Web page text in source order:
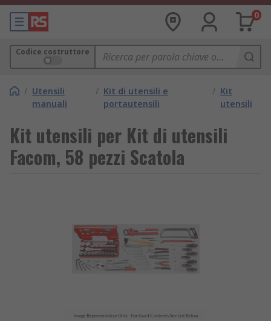
0
Codice costruttore
/ Utensili
manuali
/ Kit di utensili e
portautensili
/ Kit
utensili
Kit utensili per Kit di utensili
Facom, 58 pezzi Scatola